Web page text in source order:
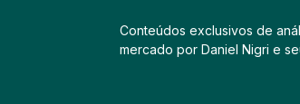
Conteúdos exclusivos de
mercado por Daniel Nigri e